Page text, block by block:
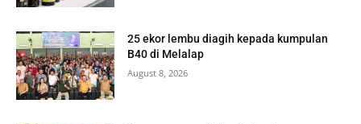
25 ekor lembu diagih kepada kumpulan
B40 di Melalap
August 8, 2026